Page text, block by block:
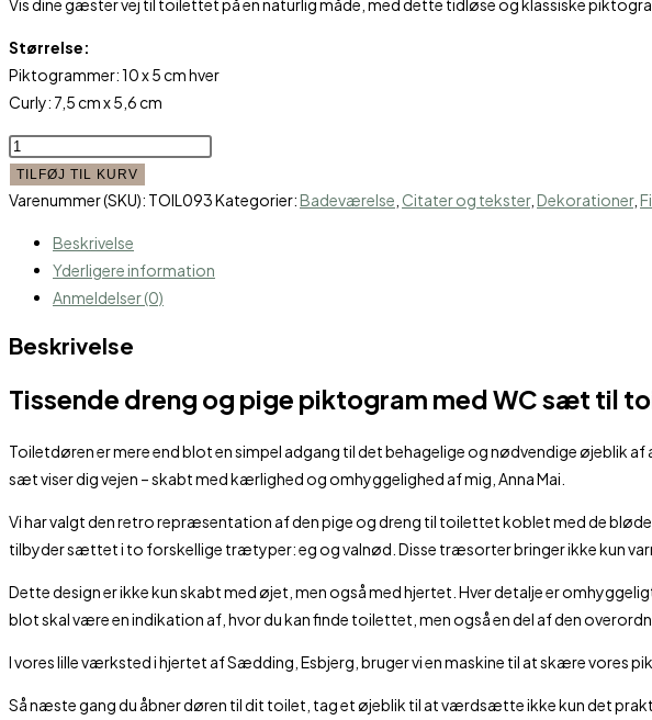
99,85 kr..
Vis dine gæster vej til toilettet på en naturlig måde, med dette tidløse og klassiske
Størrelse:
Piktogrammer: 10 x 5 cm hver
Curly: 7,5 cm x 5,6 cm
Tissende
børn
sæt
toiletdøren
antal
TILFØJ TIL KURV
Varenummer (SKU): TOIL093Kategorier:Badeværelse Citater og tekster, Dekorationer,
Beskrivelse
Yderligere information
Anmeldelser (0)
Beskrivelse
Tissende dreng og pige piktogram med WC sæt til
Toiletdøren er mere end blot en simpel adgang til det behagelige og nødvendige øjeblik
sæt viser dig vejen – skabt med kærlighed og omhyggelighed af mig, Anna Mai.
Vi har valgt den retro repræsentation af den pige og dreng til toilettet koblet med de
tilbyder sættet i to forskellige trætyper: eg og valnød. Disse træsorter bringer ikke kun
Dette design er ikke kun skabt med øjet, men også med hjertet. Hver detalje er
blot skal være en indikation af, hvor du kan finde toilettet, men også en del af den
I vores lille værksted i hjertet af Sædding, Esbjerg, bruger vi en maskine til at skære vores
Så næste gang du åbner døren til dit toilet, tag et øjeblik til at værdsætte ikke kun det